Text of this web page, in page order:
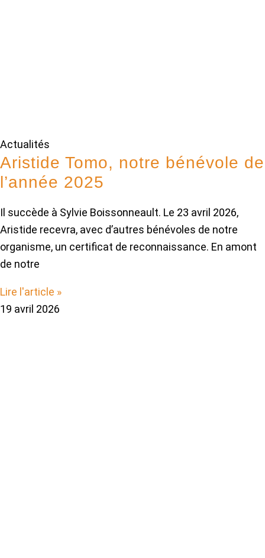
Actualités
Aristide Tomo, notre bénévole de
l’année 2025
Il succède à Sylvie Boissonneault. Le 23 avril 2026,
Aristide recevra, avec d’autres bénévoles de notre
organisme, un certificat de reconnaissance. En amont
de notre
Lire l'article »
19 avril 2026